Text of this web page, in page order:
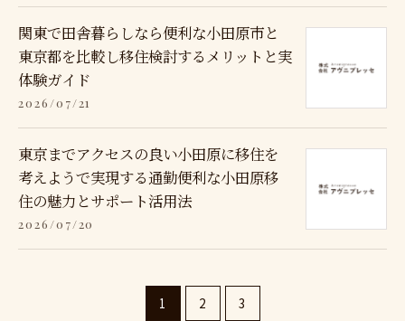
関東で田舎暮らしなら便利な小田原市と
東京都を比較し移住検討するメリットと実
体験ガイド
2026/07/21
東京までアクセスの良い小田原に移住を
考えようで実現する通勤便利な小田原移
住の魅力とサポート活用法
2026/07/20
1 2 3